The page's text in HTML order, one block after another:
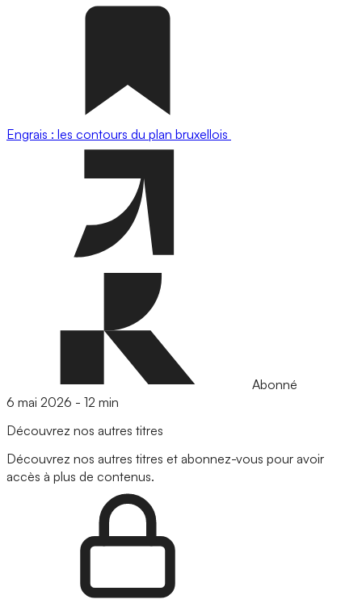
Engrais : les contours du plan bruxellois
Abonné
6 mai 2026 - 12 min
Découvrez nos autres titres
Découvrez nos autres titres et abonnez-vous pour avoir
accès à plus de contenus.